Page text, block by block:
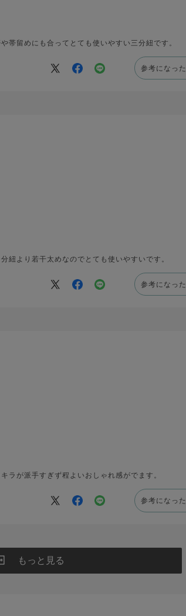
帯留めにも合ってとても使いやすい三分紐です。
参考になった
紐より若干太めなのでとても使いやすいです。
参考になった
ラが派手すぎず程よいおしゃれ感がでます。
参考になった
もっと見る